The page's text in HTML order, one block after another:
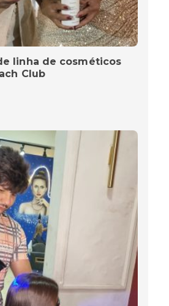
linha de cosméticos
Club